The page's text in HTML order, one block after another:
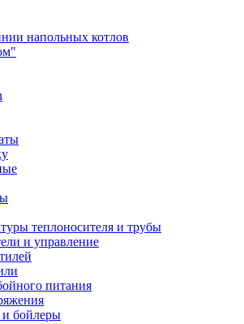
напольных котлов
теплоносителя и трубы
и управление
питания
и бойлеры